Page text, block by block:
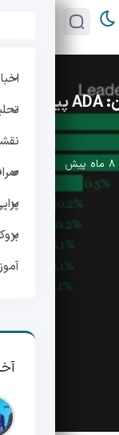
شاخص CoinDesk در موجی از نوسان: ADA پیشتاز،